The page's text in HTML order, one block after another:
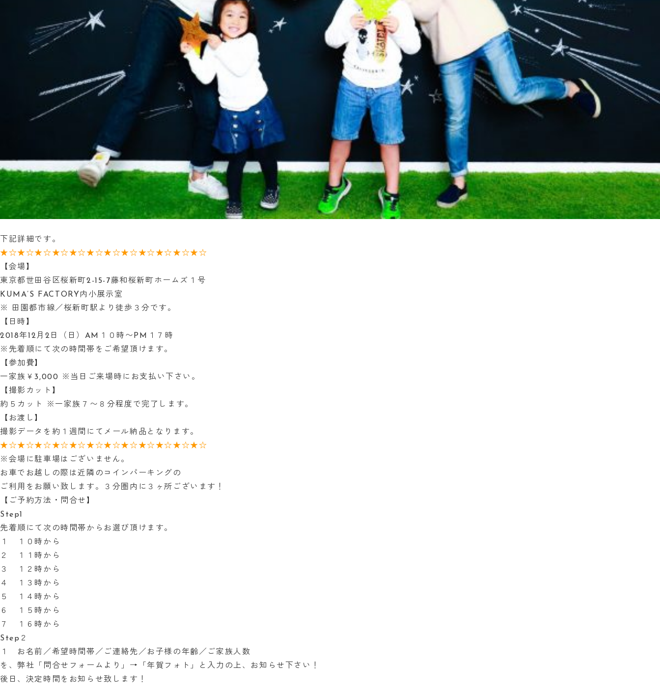
下記詳細です。
★☆★☆★☆★☆★☆★☆★☆★☆★☆★☆★☆★☆
【会場】
東京都世田谷区桜新町2-15-7藤和桜新町ホームズ１号
KUMA’S FACTORY内小展示室
※ 田園都市線／桜新町駅より徒歩３分です。
【日時】
2018年12月2日（日）AM１０時〜PM１７時
※先着順にて次の時間帯をご希望頂けます。
【参加費】
一家族￥3,000 ※当日ご来場時にお支払い下さい。
【撮影カット】
約５カット ※一家族７〜８分程度で完了します。
【お渡し】
撮影データを約１週間にてメール納品となります。
★☆★☆★☆★☆★☆★☆★☆★☆★☆★☆★☆★☆
※会場に駐車場はございません。
お車でお越しの際は近隣のコインパーキングの
ご利用をお願い致します。３分圏内に３ヶ所ございます！
【ご予約方法・問合せ】
Step1
先着順にて次の時間帯からお選び頂けます。
１ １０時から
２ １１時から
３ １２時から
４ １３時から
５ １４時から
６ １５時から
７ １６時から
Step２
１ お名前／希望時間帯／ご連絡先／お子様の年齢／ご家族人数
を、弊社「問合せフォームより」→「年賀フォト」と入力の上、お知らせ下さい！
後日、決定時間をお知らせ致します！